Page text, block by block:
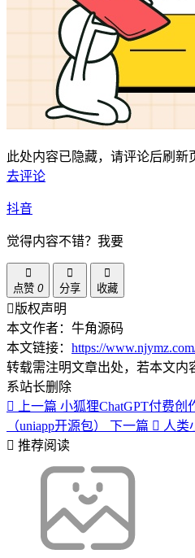
此处内容已隐藏，请评论后刷新
去评论
抖音
觉得内容不错？我要
点赞 0 分享 收藏
版权声明
本文作者：牛角源码
本文链接： https://
转载需注明文章出处，若本文内
系站长删除
上一篇 小狐狸ChatGPT付费创
（uniapp开源包）
下一篇
人类
推荐阅读